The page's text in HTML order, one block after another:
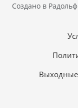
Создано в